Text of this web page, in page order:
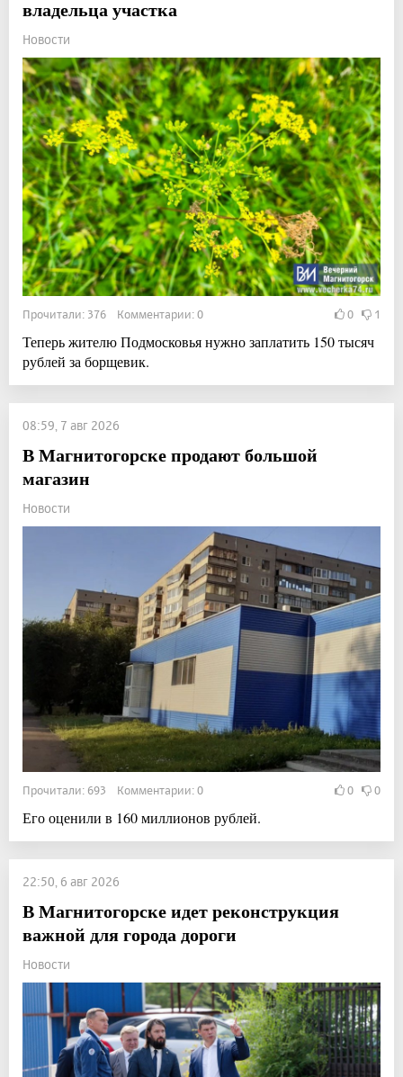
владельца участка
Новости
Прочитали: 376 Комментарии: 0 0 1
Теперь жителю Подмосковья нужно заплатить 150 тысяч
рублей за борщевик.
08:59, 7 авг 2026
В Магнитогорске продают большой
магазин
Новости
Прочитали: 693 Комментарии: 0 0 0
Его оценили в 160 миллионов рублей.
22:50, 6 авг 2026
В Магнитогорске идет реконструкция
важной для города дороги
Новости